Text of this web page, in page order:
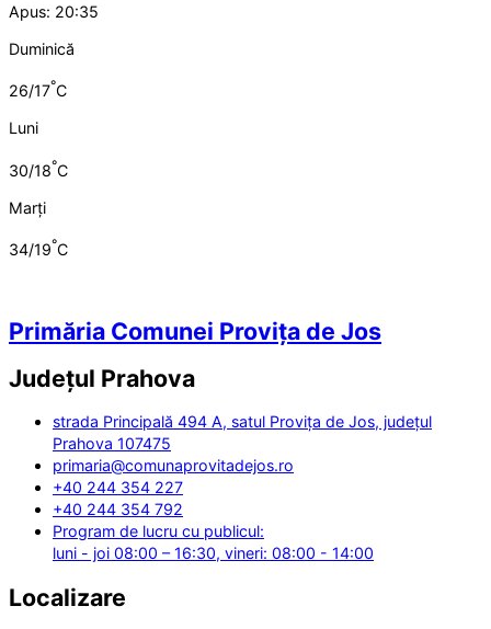
Apus: 20:35
Duminică
26/17°C
Luni
30/18°C
Marți
34/19°C
Primăria Comunei Provița de Jos
Județul Prahova
strada Principală 494 A, satul Provița de Jos, județul
Prahova 107475
primaria@comunaprovitadejos.ro
+40 244 354 227
+40 244 354 792
Program de lucru cu publicul:
luni - joi 08:00 – 16:30, vineri: 08:00 - 14:00
Localizare